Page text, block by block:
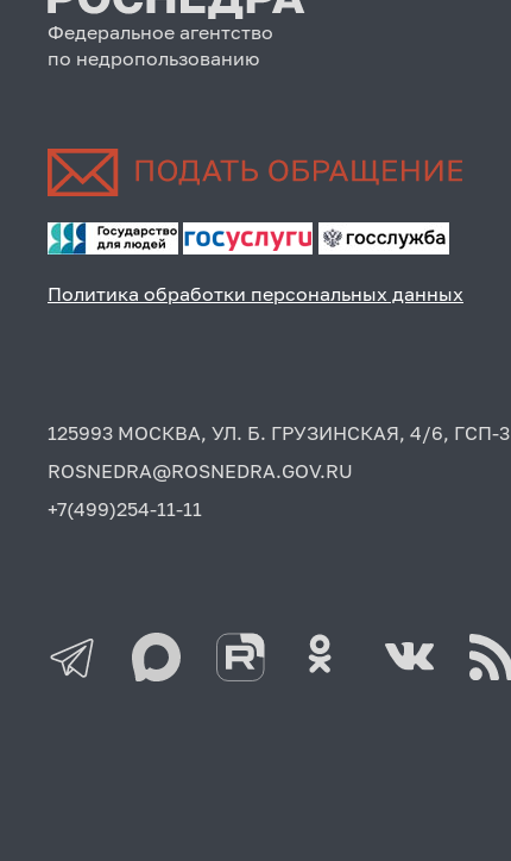
Федеральное агентство
по недропользованию
Политика обработки персональных данных
125993 МОСКВА, УЛ. Б. ГРУЗИНСКАЯ, 4/6, ГСП-3
ROSNEDRA@ROSNEDRA.GOV.RU
+7(499)254-11-11